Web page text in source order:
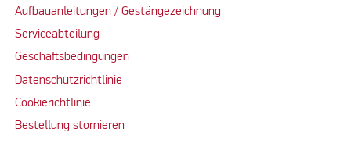
Aufbauanleitungen / Gestängezeichnung
Serviceabteilung
Geschäftsbedingungen
Datenschutzrichtlinie
Cookierichtlinie
Bestellung stornieren